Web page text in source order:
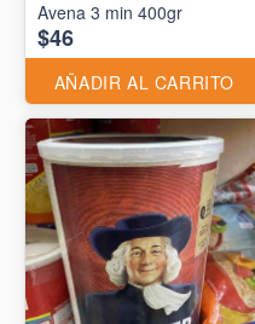
Avena 3 min 400gr
$46
AÑADIR AL CARRITO